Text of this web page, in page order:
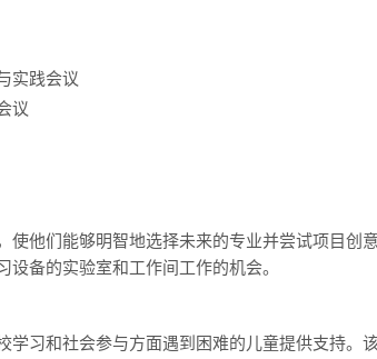
实践会议
议
使他们能够明智地选择未来的专业并尝试项目创
备的实验室和工作间工作的机会。
学习和社会参与方面遇到困难的儿童提供支持。